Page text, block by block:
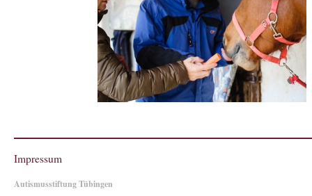
Impressum
Autismusstiftung Tübingen